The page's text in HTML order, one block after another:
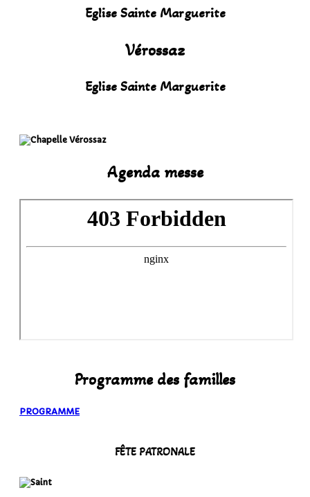
Eglise Sainte Marguerite
Vérossaz
Eglise Sainte Marguerite
Agenda messe
Programme des familles
PROGRAMME
FÊTE PATRONALE